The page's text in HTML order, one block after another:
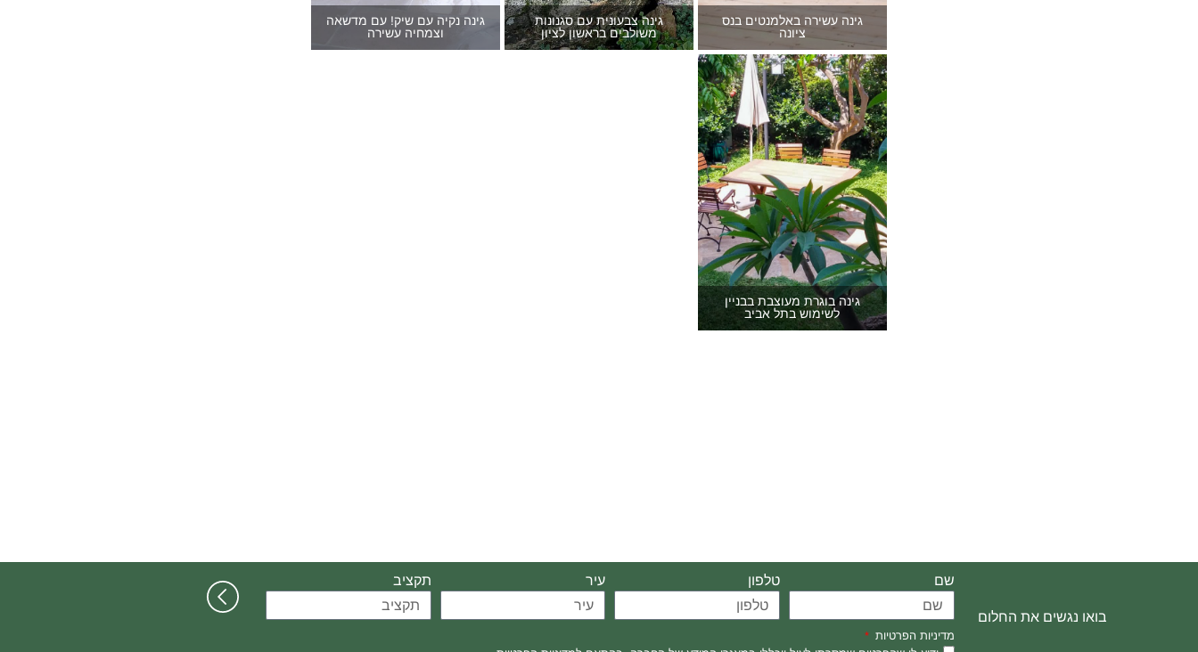
גינה עשירה באלמנטים בנס
ציונה
גינה צבעונית עם סגנונות
משולבים בראשון לציון
גינה נקיה עם שיק! עם מדשאה
וצמחיה עשירה
גינה בוגרת מעוצבת בבניין
לשימוש בתל אביב
בואו נגשים את החלום
מדיניות הפרטיות
שם טלפון עיר תקציב